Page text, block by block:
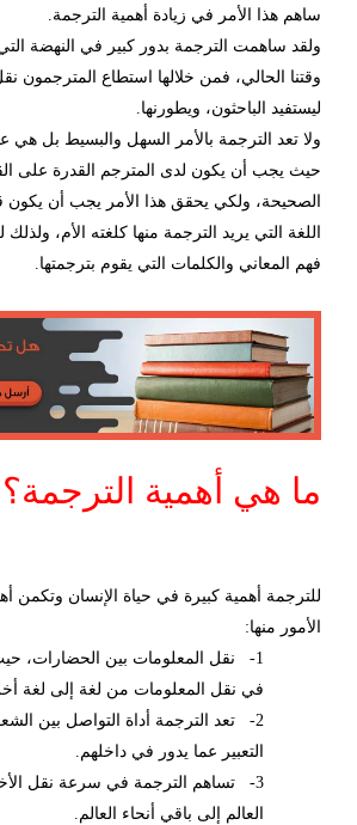
ساهم هذا الأمر في زيادة أهمية الترجمة.
ولقد ساهمت الترجمة بدور كبير في النهضة
وقتنا الحالي، فمن خلالها استطاع المترجمون
ليستفيد الباحثون، ويطورنها.
ولا تعد الترجمة بالأمر السهل والبسيط بل هي
حيث يجب أن يكون لدى المترجم القدرة على
الصحيحة، ولكي يحقق هذا الأمر يجب أن يكون
اللغة التي يريد الترجمة منها كلغته الأم،
فهم المعاني والكلمات التي يقوم بترجمتها.
ما هي أهمية الترجمة؟
للترجمة أهمية كبيرة في حياة الإنسان وتكمن
الأمور منها:
1- نقل المعلومات بين الحضارات،
في نقل المعلومات من لغة إلى لغة
2- تعد الترجمة أداة التواصل بين
التعبير عما يدور في داخلهم.
3- تساهم الترجمة في سرعة نقل
العالم إلى باقي أنحاء العالم.